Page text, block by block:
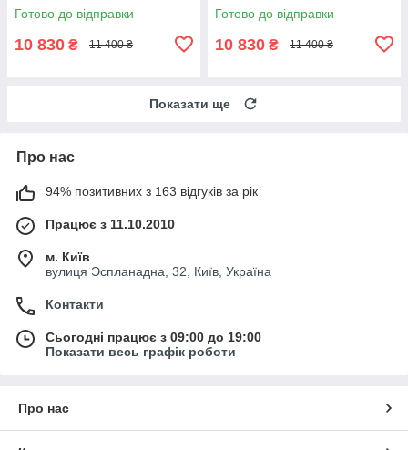
Готово до відправки
10 830 ₴ 11 400 ₴
Готово до відправки
10 830 ₴ 11 400 ₴
Показати ще
Про нас
94% позитивних з 163 відгуків за рік
Працює з 11.10.2010
м. Київ
вулиця Эспланадна, 32, Київ, Україна
Контакти
Сьогодні працює з 09:00 до 19:00
Показати весь графік роботи
Про нас